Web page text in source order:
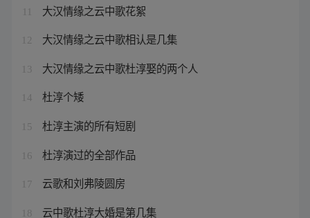
大汉情缘之云中歌花絮
12 大汉情缘之云中歌相认是几集
13 大汉情缘之云中歌杜淳娶的两个人
14 杜淳个矮
15 杜淳主演的所有短剧
16 杜淳演过的全部作品
17 云歌和刘弗陵圆房
18 云中歌杜淳大婚是第几集